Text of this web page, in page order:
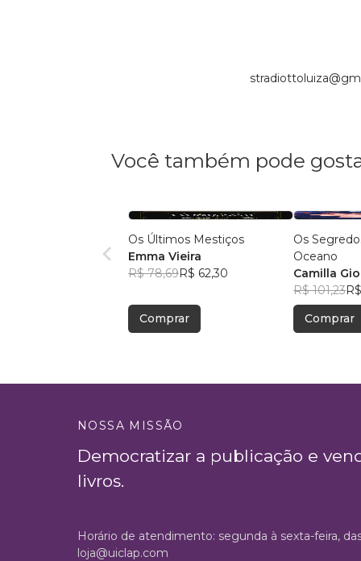
Você também pode
Os Últimos Mestiços
Emma Vieira
R$ 78,69R$ 62,30
Comprar
Os
Oceano
Camilla
R$ 101,23
Comprar
NOSSA MISSÃO
Democratizar a publicação e
livros.
Horário de atendimento: segunda à sexta-feira,
loja@uiclap.com